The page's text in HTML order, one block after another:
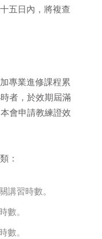
五日內，將複查
專業進修課程累
者，於效期屆滿
會申請教練證效
：
講習時數。
數。
數。